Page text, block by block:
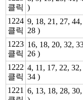
클릭 )
1224
클릭
9, 18, 21, 27,
28 )
1223
클릭
16, 18, 20, 32,
26 )
1222
클릭
4, 11, 17, 22,
34 )
1221 6, 13, 18, 28,